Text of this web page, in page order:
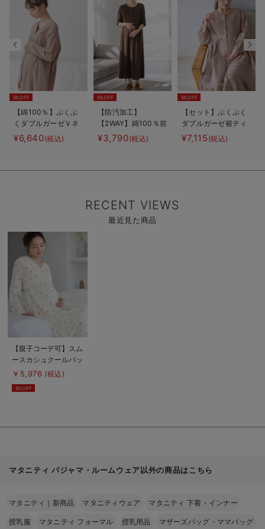
5%OFF
【綿100％】ぷくぷ
くダブルガーゼＶネ
ックワンピ＆産前産
後使えるレギンスパ
¥6,640(税込)
5%OFF
【防汚加工】
【2WAY】綿100％前
開き長袖ネグリジ
ェ マタニティ・授
¥3,790(税込)
5%OFF
【セット】ぷくぷく
ダブルガーゼ裾ティ
アード3WAYワンピ
ース＆産後も使える
¥7,115 (税込)
RECENT VIEWS
最近見た商品
商
を
見
る
商
品
詳
細
を
見
る
【親子コーデ可】スム
ースカシュクールパッ
ド付ネグリジェ 【出
産後も長く使える】
￥5,976 (税込)
5%OFF
マタニティ パジャマ・ルームウェア以外の商品はこちら
マタニティ｜新商品 マタニティウェア マタニティ 下着・インナー
授乳服 マタニティ フォーマル 授乳用品 マザーズバッグ・ママバッグ